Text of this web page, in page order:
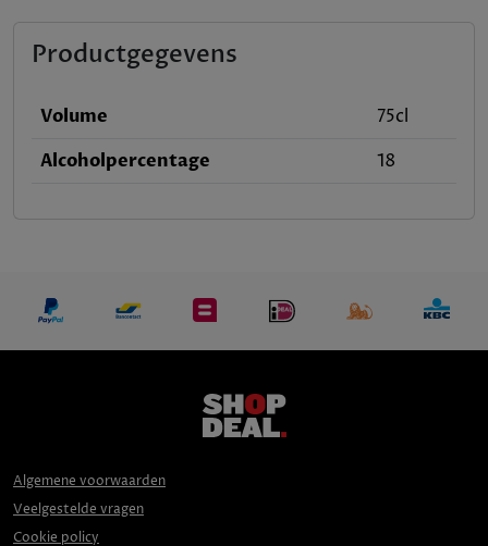
Productgegevens
Volume
75cl
Alcoholpercentage
18
Algemene voorwaarden
Veelgestelde vragen
Cookie policy